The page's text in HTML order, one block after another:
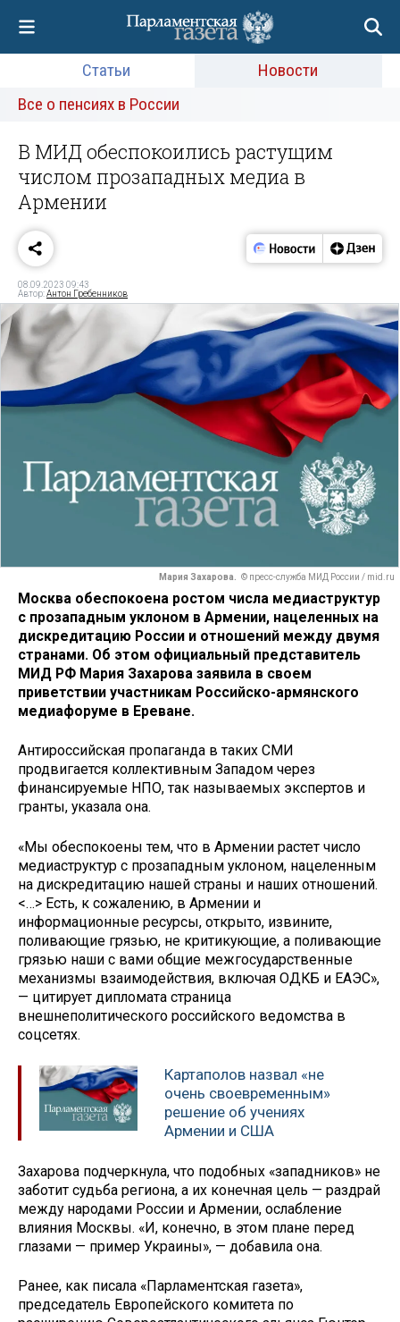
Статьи
Новости
Все о пенсиях в России
В МИД обеспокоились растущим
числом прозападных медиа в
Армении
08.09.2023 09:43
Автор:Антон Гребенников
Мария Захарова. © пресс-служба МИД России / mid.ru
Москва обеспокоена ростом числа медиаструктур
с прозападным уклоном в Армении, нацеленных на
дискредитацию России и отношений между двумя
странами. Об этом официальный представитель
МИД РФ Мария Захарова заявила в своем
приветствии участникам Российско-армянского
медиафоруме в Ереване.
Антироссийская пропаганда в таких СМИ
продвигается коллективным Западом через
финансируемые НПО, так называемых экспертов и
гранты, указала она.
«Мы обеспокоены тем, что в Армении растет число
медиаструктур с прозападным уклоном, нацеленным
на дискредитацию нашей страны и наших отношений.
<…> Есть, к сожалению, в Армении и
информационные ресурсы, открыто, извините,
поливающие грязью, не критикующие, а поливающие
грязью наши с вами общие межгосударственные
механизмы взаимодействия, включая ОДКБ и ЕАЭС»,
— цитирует дипломата страница
внешнеполитического российского ведомства в
соцсетях.
Картаполов назвал «не
очень своевременным»
решение об учениях
Армении и США
Захарова подчеркнула, что подобных «западников» не
заботит судьба региона, а их конечная цель — раздрай
между народами России и Армении, ослабление
влияния Москвы. «И, конечно, в этом плане перед
глазами — пример Украины», — добавила она.
Ранее, как писала «Парламентская газета»,
председатель Европейского комитета по